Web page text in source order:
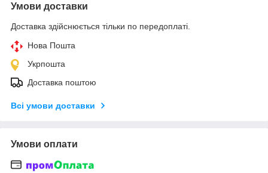
Умови доставки
Доставка здійснюється тільки по передоплаті.
Нова Пошта
Укрпошта
Доставка поштою
Всі умови доставки
Умови оплати